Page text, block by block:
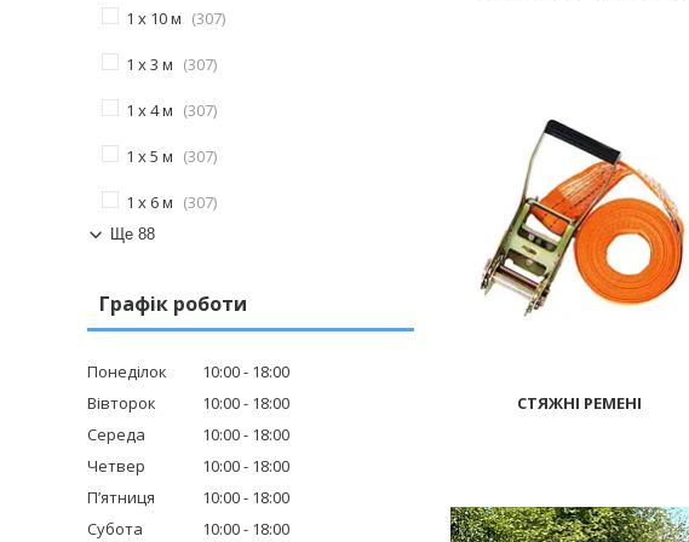
СТЯЖНІ РЕМЕНІ
1 х 10 м 307
1 х 3 м 307
1 х 4 м 307
1 х 5 м 307
1 х 6 м 307
Ще 88
Графік роботи
Понеділок 10:00
18:00
Вівторок
10:00
18:00
Середа
10:00
18:00
Четвер
10:00
18:00
Пʼятниця
10:00
18:00
Субота
10:00
18:00